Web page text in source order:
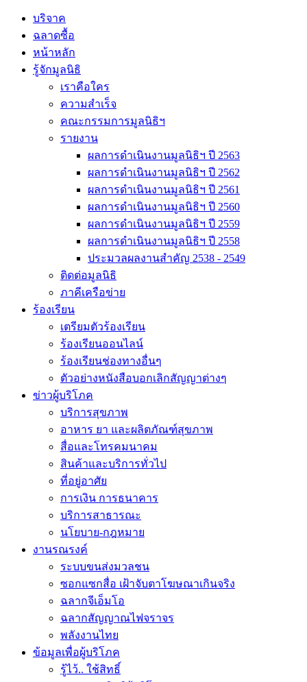
บริจาค
ฉลาดซื้อ
หน้าหลัก
รู้จักมูลนิธิ
เราคือใคร
ความสำเร็จ
คณะกรรมการมูลนิธิฯ
รายงาน
ผลการดำเนินงานมูลนิธิฯ ปี 2563
ผลการดำเนินงานมูลนิธิฯ ปี 2562
ผลการดำเนินงานมูลนิธิฯ ปี 2561
ผลการดำเนินงานมูลนิธิฯ ปี 2560
ผลการดำเนินงานมูลนิธิฯ ปี 2559
ผลการดำเนินงานมูลนิธิฯ ปี 2558
ประมวลผลงานสำคัญ 2538 - 2549
ติดต่อมูลนิธิ
ภาคีเครือข่าย
ร้องเรียน
เตรียมตัวร้องเรียน
ร้องเรียนออนไลน์
ร้องเรียนช่องทางอื่นๆ
ตัวอย่างหนังสือบอกเลิกสัญญาต่างๆ
ข่าวผู้บริโภค
บริการสุขภาพ
อาหาร ยา และผลิตภัณฑ์สุขภาพ
สื่อและโทรคมนาคม
สินค้าและบริการทั่วไป
ที่อยู่อาศัย
การเงิน การธนาคาร
บริการสาธารณะ
นโยบาย-กฎหมาย
งานรณรงค์
ระบบขนส่งมวลชน
ซอกแซกสื่อ เฝ้าจับตาโฆษณาเกินจริง
ฉลากจีเอ็มโอ
ฉลากสัญญาณไฟจราจร
พลังงานไทย
ข้อมูลเพื่อผู้บริโภค
รู้ไว้.. ใช้สิทธิ์